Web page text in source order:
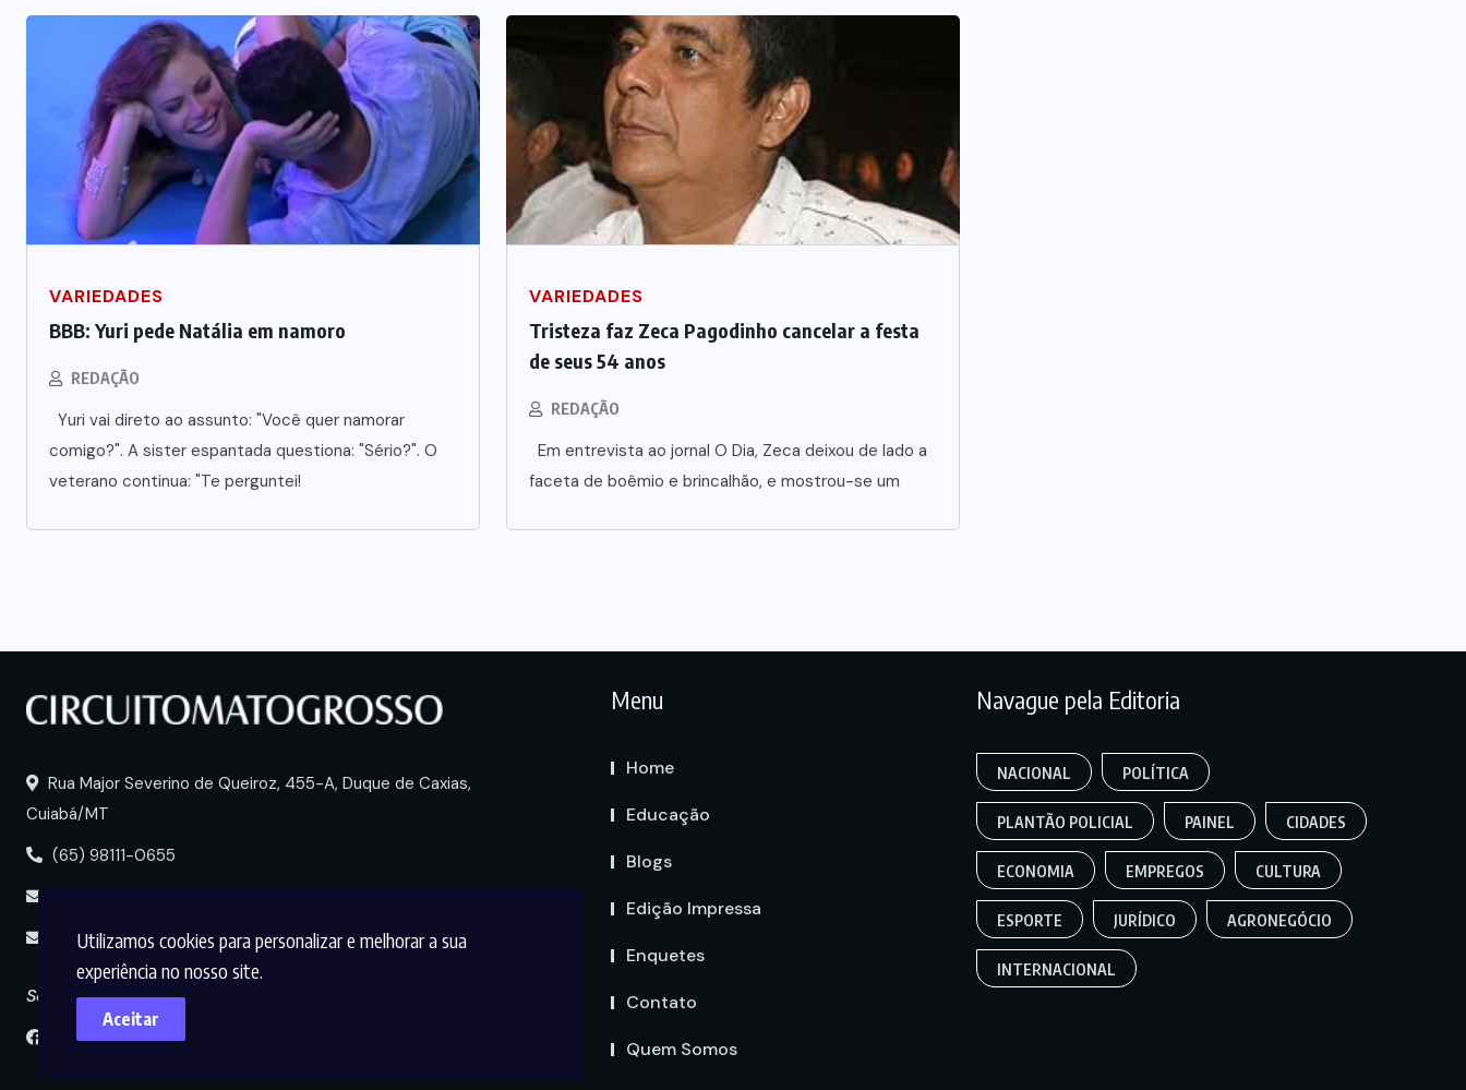
Utilizamos cookies para personalizar e melhorar a sua
experiência no nosso site.
Aceitar
VARIEDADES
BBB: Yuri pede Natália em namoro
REDAÇÃO
Yuri vai direto ao assunto: "Você quer namorar
comigo?". A sister espantada questiona: "Sério?". O
veterano continua: "Te perguntei!
VARIEDADES
Tristeza faz Zeca Pagodinho cancelar a festa
de seus 54 anos
REDAÇÃO
Em entrevista ao jornal O Dia, Zeca deixou de lado a
faceta de boêmio e brincalhão, e mostrou-se um
Rua Major Severino de Queiroz, 455-A, Duque de Caxias,
Cuiabá/MT
(65) 98111-0655
midia@circuitomt.com.br
Seguir
Menu
Home
Educação
Blogs
Edição Impressa
Enquetes
Contato
Quem Somos
Navague pela Editoria
NACIONAL POLÍTICA
PLANTÃO POLICIAL PAINEL CIDADES
ECONOMIA EMPREGOS CULTURA
ESPORTE JURÍDICO AGRONEGÓCIO
INTERNACIONAL